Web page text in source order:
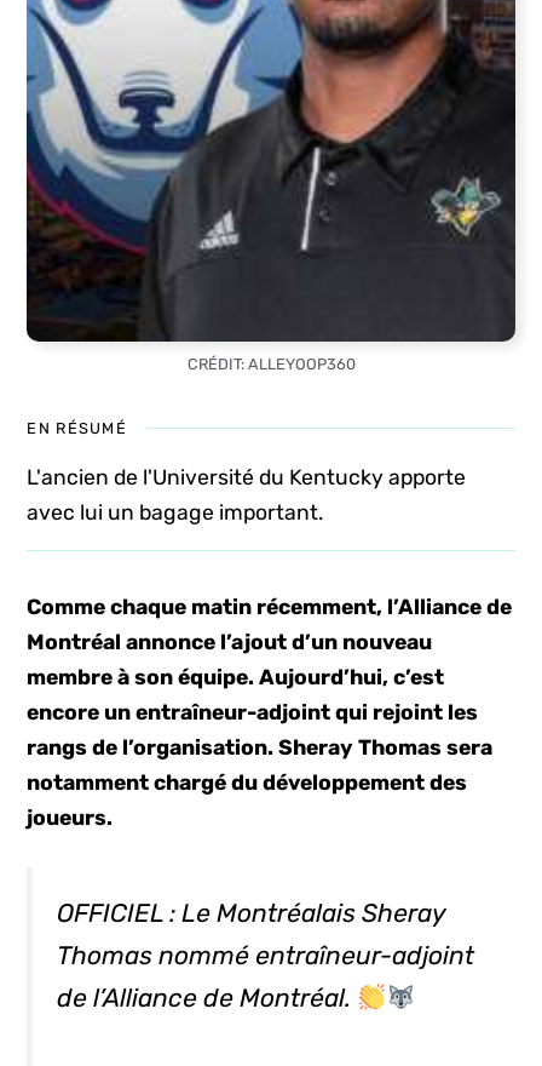
CRÉDIT: ALLEYOOP360
EN RÉSUMÉ
L'ancien de l'Université du Kentucky apporte
avec lui un bagage important.
Comme chaque matin récemment, l’Alliance de
Montréal annonce l’ajout d’un nouveau
membre à son équipe. Aujourd’hui, c’est
encore un entraîneur-adjoint qui rejoint les
rangs de l’organisation. Sheray Thomas sera
notamment chargé du développement des
joueurs.
OFFICIEL : Le Montréalais Sheray
Thomas nommé entraîneur-adjoint
de l’Alliance de Montréal.